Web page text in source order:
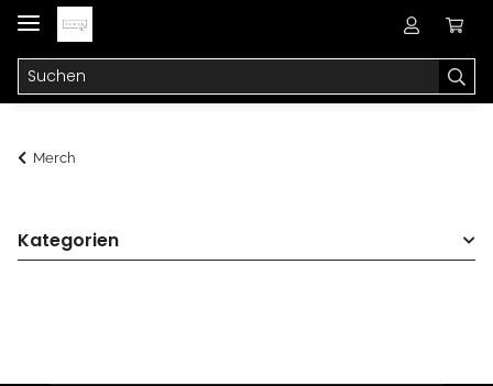
Merch
Kategorien